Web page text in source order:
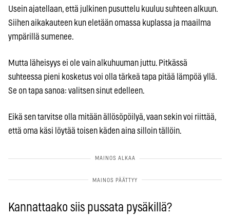
Usein ajatellaan, että julkinen pusuttelu kuuluu suhteen alkuun.
Siihen aikakauteen kun eletään omassa kuplassa ja maailma
ympärillä sumenee.
Mutta läheisyys ei ole vain alkuhuuman juttu. Pitkässä
suhteessa pieni kosketus voi olla tärkeä tapa pitää lämpöä yllä.
Se on tapa sanoa: valitsen sinut edelleen.
Eikä sen tarvitse olla mitään ällösöpöilyä, vaan sekin voi riittää,
että oma käsi löytää toisen käden aina silloin tällöin.
Kannattaako siis pussata pysäkillä?